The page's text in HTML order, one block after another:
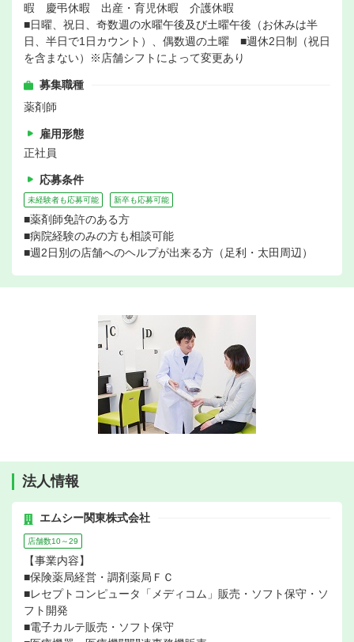
暇 慶弔休暇 出産・育児休暇 介護休暇
■日曜、祝日、奇数週の水曜午後及び土曜午後（お休みは半
日、半日で1日カウント）、偶数週の土曜 ■週休2日制（祝日
を含まない）※店舗シフトによって変更あり
募集職種
薬剤師
雇用形態
正社員
応募条件
未経験者も応募可能 新卒も応募可能
■薬剤師免許のある方
■病院経験のみの方も相談可能
■週2日別の店舗へのヘルプが出来る方（足利・太田周辺）
法人情報
エムシー関東株式会社
店舗数10～29
【事業内容】
■保険薬局経営・調剤薬局ＦＣ
■レセプトコンピュータ「メディコム」販売・ソフト保守・ソ
フト開発
■電子カルテ販売・ソフト保守